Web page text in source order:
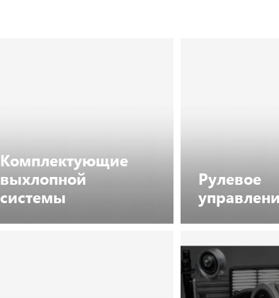
Комплектующие
выхлопной
системы
Pулевое